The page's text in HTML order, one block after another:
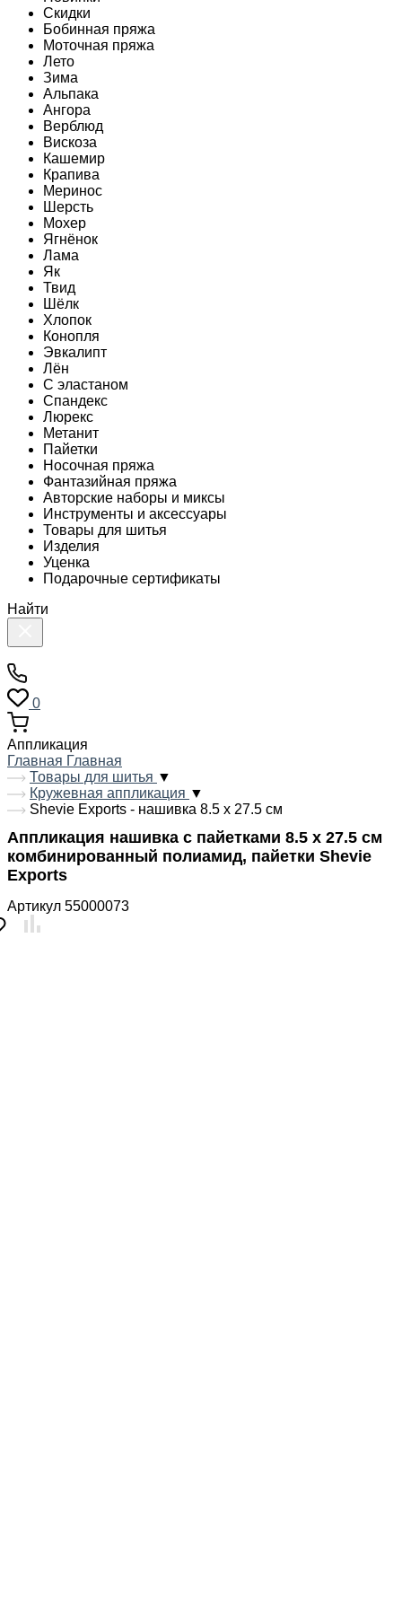
Скидки
Бобинная пряжа
Моточная пряжа
Лето
Зима
Альпака
Ангора
Верблюд
Вискоза
Кашемир
Крапива
Меринос
Шерсть
Мохер
Ягнёнок
Лама
Як
Твид
Шёлк
Хлопок
Конопля
Эвкалипт
Лён
C эластаном
Спандекс
Люрекс
Метанит
Пайетки
Носочная пряжа
Фантазийная пряжа
Авторские наборы и миксы
Инструменты и аксессуары
Товары для шитья
Изделия
Уценка
Подарочные сертификаты
Найти
0
Аппликация
Главная Главная
Товары для шитья ▼
Кружевная аппликация ▼
Shevie Exports - нашивка 8.5 х 27.5 см
Аппликация нашивка с пайетками 8.5 х 27.5 см
комбинированный полиамид, пайетки Shevie
Exports
Артикул 55000073